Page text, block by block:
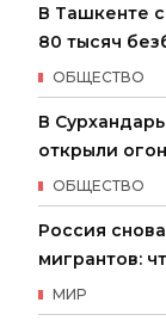
В Ташкенте
80 тысяч
ОБЩЕСТВО
В
открыли
ОБЩЕСТВО
Россия
мигрантов:
МИР